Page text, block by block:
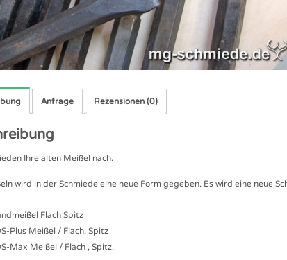
Anfrage Rezensionen (0)
Ihre alten Meißel nach.
wird in der Schmiede eine neue Form gegeben. Es wird eine neue
Flach Spitz
Plus Meißel / Flach, Spitz
Max Meißel / Flach , Spitz.